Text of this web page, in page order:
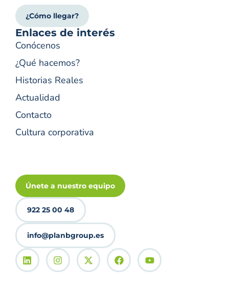
¿Cómo llegar?
Enlaces de interés
Conócenos
¿Qué hacemos?
Historias Reales
Actualidad
Contacto
Cultura corporativa
Únete a nuestro equipo
922 25 00 48
info@planbgroup.es